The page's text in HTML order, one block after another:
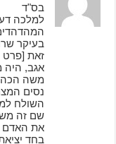
בס"ד
למלכה
בעיקר
זאת [פרט
אגב, היה
משה
נסים
השולח
שם זה
את האדם
בחד